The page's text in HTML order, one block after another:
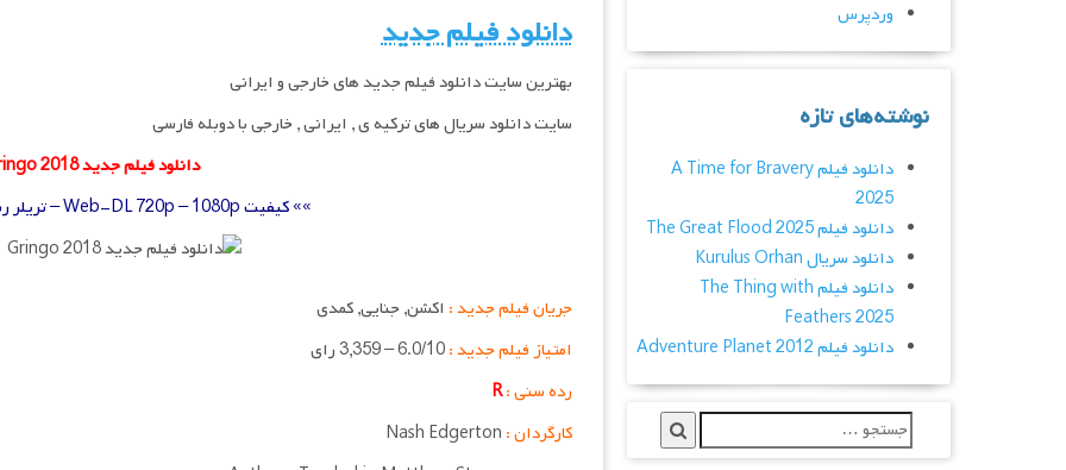
دانلود فیلم جدید
بهترین سایت دانلود فیلم جدید های خارجی و ایرانی
سایت دانلود سریال های ترکیه ی , ایرانی , خارجی با دوبله فارسی
دانلود فیلم جدید Gringo 2018
»» کیفیت Web-DL 720p – 1080p – تریلر رسمی فیلم جدید ««
جریان فیلم جدید : اکشن, جنایی, کمدی
امتیاز فیلم جدید :6.0/10 – 3,359 رای
رده سنی :R
کارگردان :
وردپرس
نوشته‌های تازه
دانلود فیلم A Time for Bravery
2025
دانلود فیلم The Great Flood 2025
دانلود سریال Kurulus Orhan
دانلود فیلم The Thing with
Feathers 2025
دانلود فیلم Adventure Planet 2012